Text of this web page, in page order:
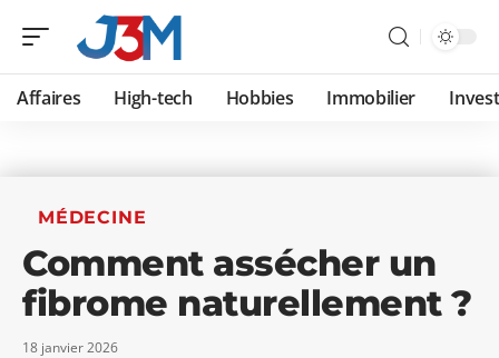
Affaires High-tech Hobbies Immobilier
MÉDECINE
Comment assécher un
fibrome naturellement ?
18 janvier 2026